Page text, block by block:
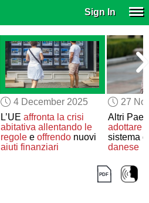
Sign In
4 December 2025
L’UE affronta la crisi
abitativa allentando le
regolee offrendonuovi
aiuti finanziari
27
Altri
adottareil
sistema
danese